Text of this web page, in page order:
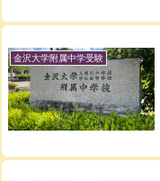
金沢大学附属中学受験